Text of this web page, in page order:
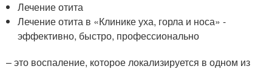
Лечение отита
Лечение отита в «Клинике уха, горла и носа» -
эффективно, быстро, профессионально
– это воспаление, которое локализируется в одном из